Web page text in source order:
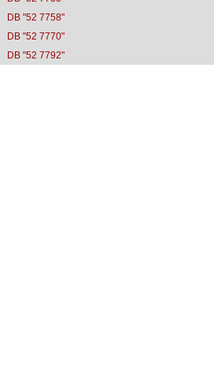
DB "52 7758"
DB "52 7770"
DB "52 7792"